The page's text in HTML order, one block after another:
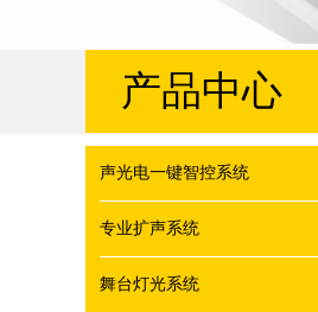
产品中心
声光电一键智控系统
专业扩声系统
舞台灯光系统